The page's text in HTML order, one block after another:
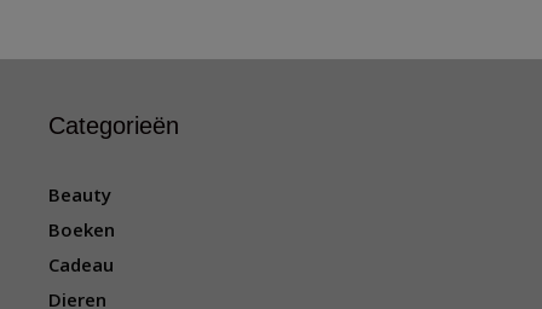
Categorieën
Beauty
Boeken
Cadeau
Dieren